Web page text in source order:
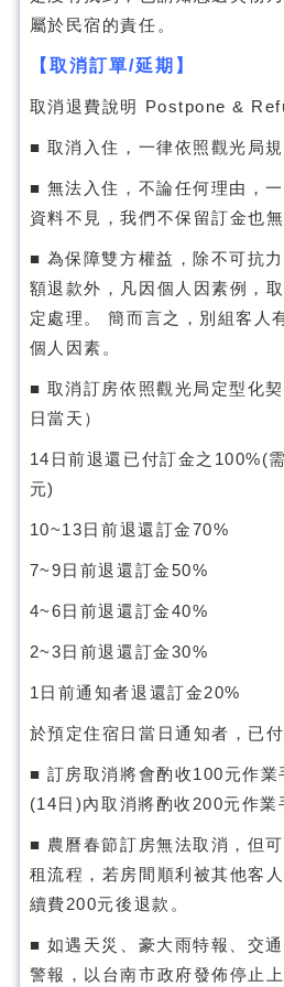
屬於民宿的責任。
【取消訂單/延期】
取消退費說明 Postpone &
■ 取消入住，一律依照觀光局規
■ 無法入住，不論任何理由，
資料不見，我們不保留訂金也無
■ 為保障雙方權益，除不可抗
額退款外，凡因個人因素例，
定處理。 簡而言之，別組客人
個人因素。
■ 取消訂房依照觀光局定型化
日當天）
14日前退還已付訂金之100%(
元)
10~13日前退還訂金70%
7~9日前退還訂金50%
4~6日前退還訂金40%
2~3日前退還訂金30%
1日前通知者退還訂金20%
於預定住宿日當日通知者，已
■ 訂房取消將會酌收100元作業
(14日)內取消將酌收200元作業
■ 農曆春節訂房無法取消，但
租流程，若房間順利被其他客
續費200元後退款。
■ 如遇天災、豪大雨特報、交
警報，以台南市政府發佈停止